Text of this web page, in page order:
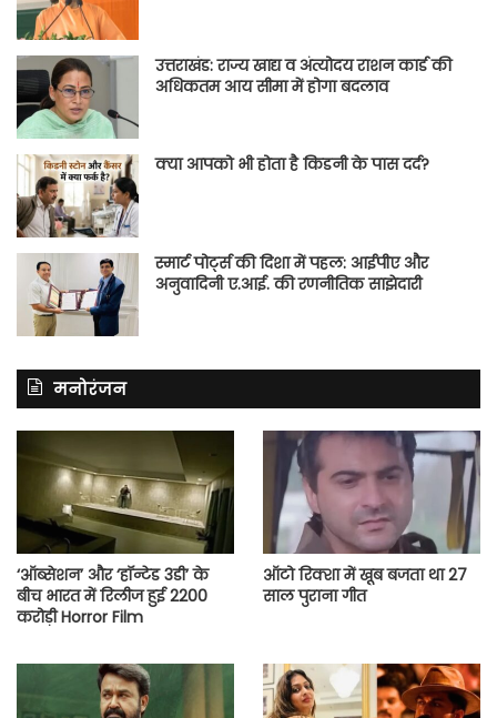
उत्तराखंड: राज्य खाद्य व अंत्योदय राशन कार्ड की
अधिकतम आय सीमा में होगा बदलाव
क्या आपको भी होता है किडनी के पास दर्द?
स्मार्ट पोर्ट्स की दिशा में पहल: आईपीए और
अनुवादिनी ए.आई. की रणनीतिक साझेदारी
मनोरंजन
‘ऑब्सेशन’ और ‘हॉन्टेड 3डी’ के
बीच भारत में रिलीज हुई 2200
करोड़ी Horror Film
ऑटो रिक्शा में खूब बजता था 27
साल पुराना गीत